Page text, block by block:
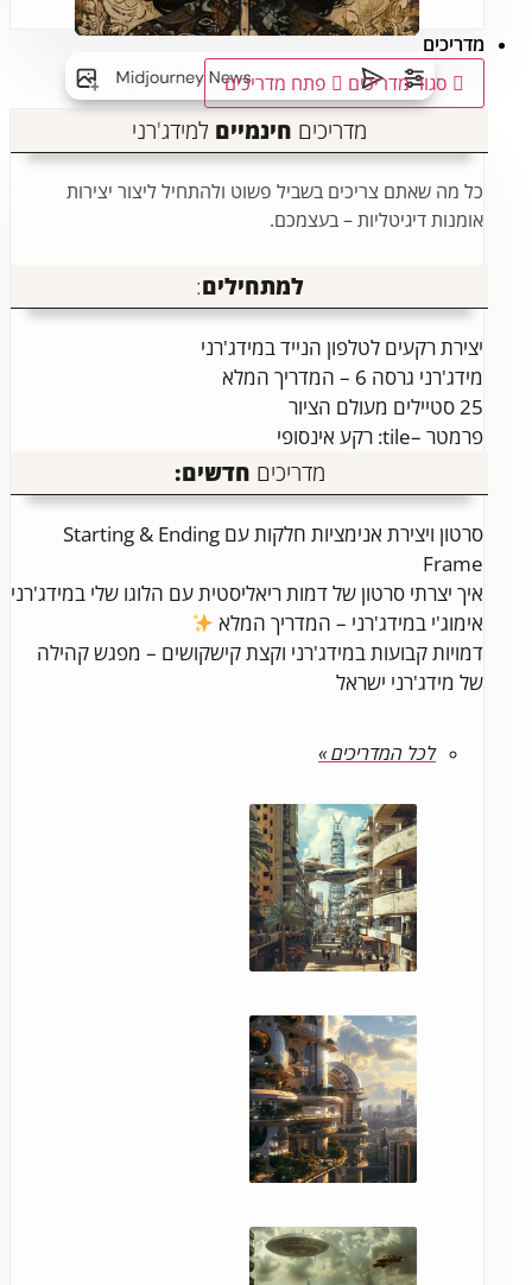
מדריכים
סגור מדריכים
פתח מדריכים
מדריכיםחינמייםלמידג'רני
כל מה שאתם צריכים בשביל פשוט ולהתחיל ליצור יצירות
אומנות דיגיטליות – בעצמכם.
למתחילים:
יצירת רקעים לטלפון הנייד במידג'רני
מידג'רני גרסה 6 – המדריך המלא
25 סטיילים מעולם הציור
פרמטר –tile: רקע אינסופי
מדריכיםחדשים:
סרטון ויצירת אנימציות חלקות עם Starting & Ending
Frame
איך יצרתי סרטון של דמות ריאליסטית עם הלוגו שלי במידג'רני
אימוג'י במידג'רני – המדריך המלא
דמויות קבועות במידג'רני וקצת קישקושים – מפגש קהילה
של מידג'רני ישראל
לכל המדריכים »